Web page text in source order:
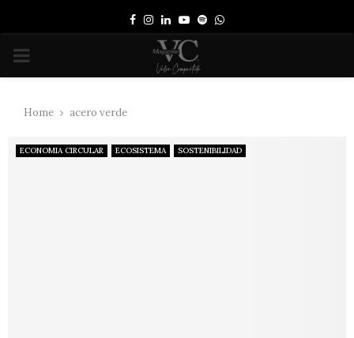
Facebook
Instagram
LinkedinYoutube
SpotifyWhatsapp
PRIMARY
Home acero verde
ECONOMIA CIRCULAR ECOSISTEMA SOSTENIBILIDAD